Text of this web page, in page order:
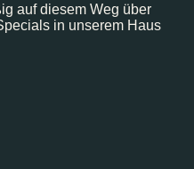
auf diesem Weg über
in unserem Haus